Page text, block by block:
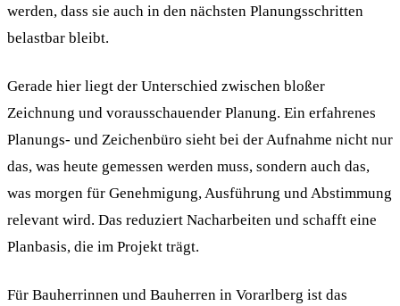
werden, dass sie auch in den nächsten Planungsschritten
belastbar bleibt.
Gerade hier liegt der Unterschied zwischen bloßer
Zeichnung und vorausschauender Planung. Ein erfahrenes
Planungs- und Zeichenbüro sieht bei der Aufnahme nicht nur
das, was heute gemessen werden muss, sondern auch das,
was morgen für Genehmigung, Ausführung und Abstimmung
relevant wird. Das reduziert Nacharbeiten und schafft eine
Planbasis, die im Projekt trägt.
Für Bauherrinnen und Bauherren in Vorarlberg ist das